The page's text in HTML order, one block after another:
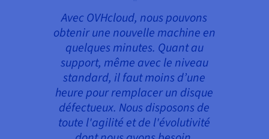
Avec OVHcloud, nous pouvons
obtenir une nouvelle machine en
quelques minutes. Quant au
support, même avec le niveau
standard, il faut moins d’une
heure pour remplacer un disque
défectueux. Nous disposons de
toute l'agilité et de l'évolutivité